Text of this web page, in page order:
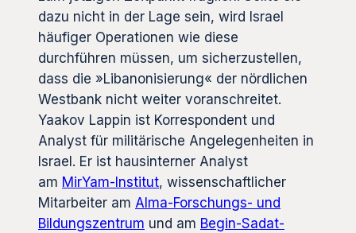
dazu nicht in der Lage sein, wird Israel
häufiger Operationen wie diese
durchführen müssen, um sicherzustellen,
dass die »Libanonisierung« der nördlichen
Westbank nicht weiter voranschreitet.
Yaakov Lappin ist Korrespondent und
Analyst für militärische Angelegenheiten in
Israel. Er ist hausinterner Analyst
am MirYam-Institut, wissenschaftlicher
Mitarbeiter am Alma-Forschungs- und
Bildungszentrum und am Begin-Sadat-